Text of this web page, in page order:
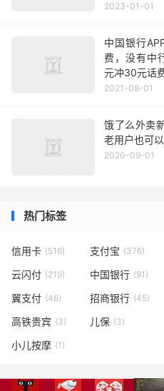
2023-01-01
中国银行
费，没有中
元冲30元话
2021-08-01
饿了么外卖
老用户也可
2020-09-01
热门标签
信用卡 (516) 支付宝 (376)
云闪付 (219) 中国银行 (91)
翼支付 (48) 招商银行 (45)
高铁贵宾 (3) 儿保 (3)
小儿按摩 (1)